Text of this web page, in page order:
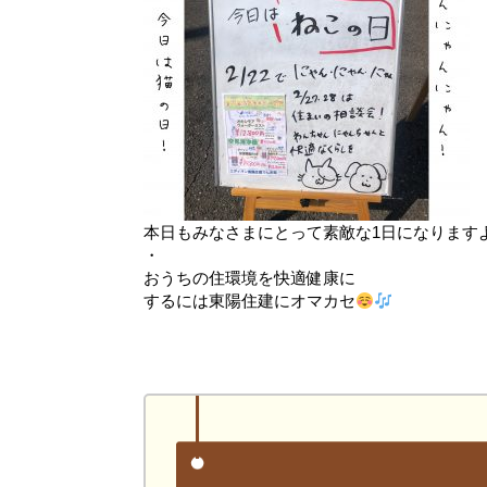
本日もみなさまにとって素敵な1日になります
・
おうちの住環境を快適健康に
するには東陽住建にオマカセ